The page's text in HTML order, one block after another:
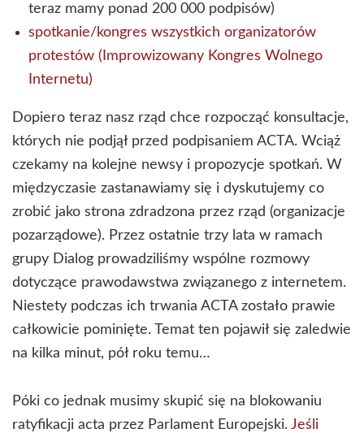
teraz mamy ponad 200 000 podpisów)
spotkanie/kongres wszystkich organizatorów
protestów (Improwizowany Kongres Wolnego
Internetu)
Dopiero teraz nasz rząd chce rozpocząć konsultacje,
których nie podjął przed podpisaniem ACTA. Wciąż
czekamy na kolejne newsy i propozycje spotkań. W
międzyczasie zastanawiamy się i dyskutujemy co
zrobić jako strona zdradzona przez rząd (organizacje
pozarządowe). Przez ostatnie trzy lata w ramach
grupy Dialog prowadziliśmy wspólne rozmowy
dotyczące prawodawstwa związanego z internetem.
Niestety podczas ich trwania ACTA zostało prawie
całkowicie pominięte. Temat ten pojawił się zaledwie
na kilka minut, pół roku temu…
Póki co jednak musimy skupić się na blokowaniu
ratyfikacji acta przez Parlament Europejski. Jeśli